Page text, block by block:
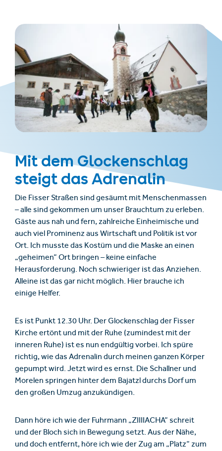
Mit dem Glockenschlag
steigt das Adrenalin
Die Fisser Straßen sind gesäumt mit Menschenmassen
– alle sind gekommen um unser Brauchtum zu erleben.
Gäste aus nah und fern, zahlreiche Einheimische und
auch viel Prominenz aus Wirtschaft und Politik ist vor
Ort. Ich musste das Kostüm und die Maske an einen
„geheimen“ Ort bringen – keine einfache
Herausforderung. Noch schwieriger ist das Anziehen.
Alleine ist das gar nicht möglich. Hier brauche ich
einige Helfer.
Es ist Punkt 12.30 Uhr. Der Glockenschlag der Fisser
Kirche ertönt und mit der Ruhe (zumindest mit der
inneren Ruhe) ist es nun endgültig vorbei. Ich spüre
richtig, wie das Adrenalin durch meinen ganzen Körper
gepumpt wird. Jetzt wird es ernst. Die Schallner und
Morelen springen hinter dem Bajatzl durchs Dorf um
den großen Umzug anzukündigen.
Dann höre ich wie der Fuhrmann „ZIIIIACHA“ schreit
und der Bloch sich in Bewegung setzt. Aus der Nähe,
und doch entfernt, höre ich wie der Zug am „Platz“ zum